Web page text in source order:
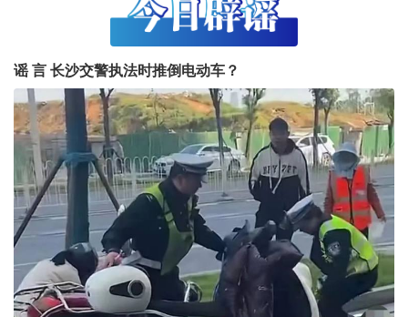
谣言 长沙交警执法时推倒电动车？